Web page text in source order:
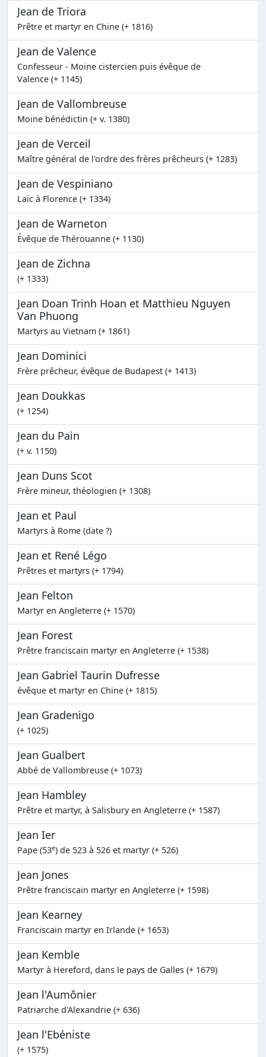
Jean de Triora
Prêtre et martyr en Chine (+ 1816)
Jean de Valence
Confesseur - Moine cistercien puis évêque de
Valence (+ 1145)
Jean de Vallombreuse
Moine bénédictin (+ v. 1380)
Jean de Verceil
Maître général de l'ordre des frères prêcheurs (+ 1283)
Jean de Vespiniano
Laïc à Florence (+ 1334)
Jean de Warneton
Évêque de Thérouanne (+ 1130)
Jean de Zichna
(+ 1333)
Jean Doan Trinh Hoan et Matthieu Nguyen
Van Phuong
Martyrs au Vietnam (+ 1861)
Jean Dominici
Frère prêcheur, évêque de Budapest (+ 1413)
Jean Doukkas
(+ 1254)
Jean du Pain
(+ v. 1150)
Jean Duns Scot
Frère mineur, théologien (+ 1308)
Jean et Paul
Martyrs à Rome (date ?)
Jean et René Légo
Prêtres et martyrs (+ 1794)
Jean Felton
Martyr en Angleterre (+ 1570)
Jean Forest
Prêtre franciscain martyr en Angleterre (+ 1538)
Jean Gabriel Taurin Dufresse
évêque et martyr en Chine (+ 1815)
Jean Gradenigo
(+ 1025)
Jean Gualbert
Abbé de Vallombreuse (+ 1073)
Jean Hambley
Prêtre et martyr, à Salisbury en Angleterre (+ 1587)
Jean Ier
Pape (53e) de 523 à 526 et martyr (+ 526)
Jean Jones
Prêtre franciscain martyr en Angleterre (+ 1598)
Jean Kearney
Franciscain martyr en Irlande (+ 1653)
Jean Kemble
Martyr à Hereford, dans le pays de Galles (+ 1679)
Jean l'Aumônier
Patriarche d'Alexandrie (+ 636)
Jean l'Ebéniste
(+ 1575)